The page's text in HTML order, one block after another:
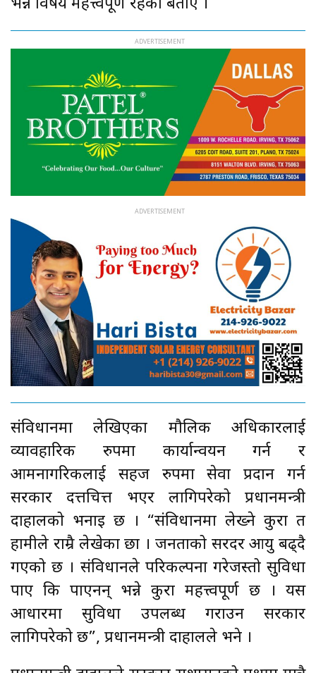
भन्ने विषय महत्त्वपूर्ण रहेको बताए ।
संविधानमा लेखिएका मौलिक अधिकारलाई
व्यावहारिक रुपमा कार्यान्वयन गर्न र
आमनागरिकलाई सहज रुपमा सेवा प्रदान गर्न
सरकार दत्तचित्त भएर लागिपरेको प्रधानमन्त्री
दाहालको भनाइ छ । “संविधानमा लेख्ने कुरा त
हामीले राम्रै लेखेका छौँ । जनताको सरदर आयु बढ्दै
गएको छ । संविधानले परिकल्पना गरेजस्तो सुविधा
पाए कि पाएनन् भन्ने कुरा महत्त्वपूर्ण छ । यस
आधारमा सुविधा उपलब्ध गराउन सरकार
लागिपरेको छ”, प्रधानमन्त्री दाहालले भने ।